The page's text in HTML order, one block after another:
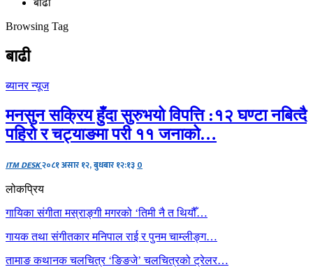
बाढी
Browsing Tag
बाढी
ब्यानर न्यूज
मनसुन सक्रिय हुँदा सुरुभयो विपत्ति :१२ घण्टा नबित्दै
पहिरो र चट्याङमा परी ११ जनाको…
ITM DESK२०८१ असार १२, बुधबार १२:१३ 0
लोकप्रिय
गायिका संगीता मस्राङ्गी मगरको ‘तिमी नै त थियौँ…
गायक तथा संगीतकार मनिपाल राई र पुनम चाम्लीङ्ग…
तामाङ कथानक चलचित्र ‘ङिङजे’ चलचित्रको ट्रेलर…